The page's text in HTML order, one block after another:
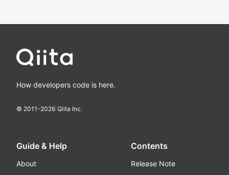
How developers code is here.
© 2011-2026 Qiita Inc.
Guide & Help
About
Contents
Release Note